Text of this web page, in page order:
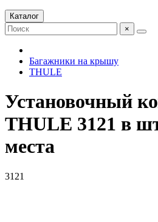
Каталог
×
Багажники на крышу
THULE
Установочный
THULE 3121 в
места
3121